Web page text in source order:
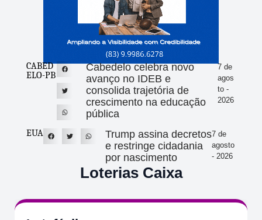
CABED
ELO-PB
Cabedelo celebra novo
avanço no IDEB e
consolida trajetória de
crescimento na educação
pública
7 de
agos
to -
2026
EUA
Trump assina decretos
e restringe cidadania
por nascimento
7 de
agosto
- 2026
Loterias Caixa